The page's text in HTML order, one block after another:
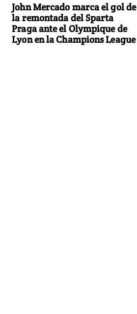
John Mercado marca el gol de
la remontada del Sparta
Praga ante el Olympique de
Lyon en la Champions League